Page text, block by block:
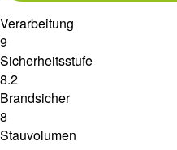
Verarbeitung
9
Sicherheitsstufe
8.2
Brandsicher
8
Stauvolumen